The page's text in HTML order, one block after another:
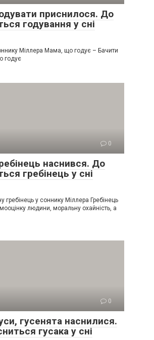
приснилося. До
годування у сні
Міллера Мама, що годує – Бачити
годує
0
наснився. До
гребінець у сні
гребінець у соннику Міллера Гребінець
людини, моральну охайність, а
0
гусенята наснилися.
гусака у сні